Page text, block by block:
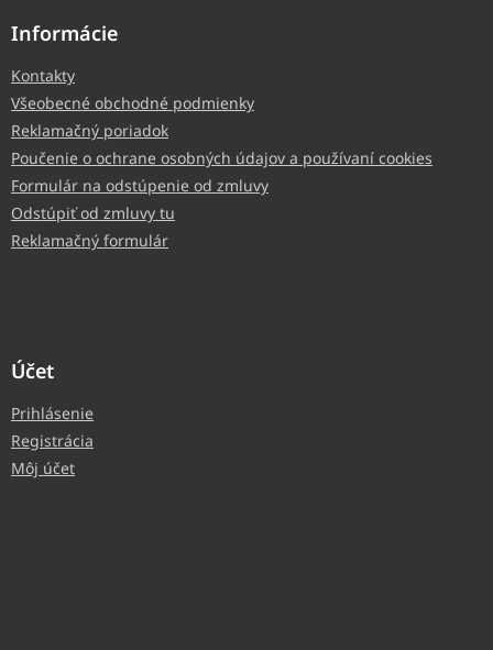
Informácie
Kontakty
Všeobecné obchodné podmienky
Reklamačný poriadok
Poučenie o ochrane osobných údajov a používaní cookies
Formulár na odstúpenie od zmluvy
Odstúpiť od zmluvy tu
Reklamačný formulár
Účet
Prihlásenie
Registrácia
Môj účet